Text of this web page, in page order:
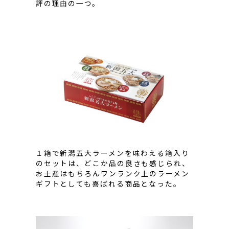
評の理由の一つ。
１箱で新潟五大ラーメンを味わえる箱入り
のセットは、どこか品の良さも感じられ、
お土産はもちろんワンランク上のラーメン
ギフトとしても喜ばれる商品となった。